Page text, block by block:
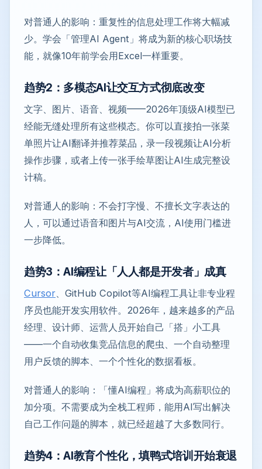
对普通人的影响：重复性的信息处理工作将大幅减
少。学会「管理AI Agent」将成为新的核心职场技
能，就像10年前学会用Excel一样重要。
趋势2：多模态AI让交互方式彻底改变
文字、图片、语音、视频——2026年顶级AI模型已
经能无缝处理所有这些模态。你可以直接拍一张菜
单照片让AI翻译并推荐菜品，录一段视频让AI分析
操作步骤，或者上传一张手绘草图让AI生成完整设
计稿。
对普通人的影响：不会打字慢、不擅长文字表达的
人，可以通过语音和图片与AI交流，AI使用门槛进
一步降低。
趋势3：AI编程让「人人都是开发者」成真
Cursor 、GitHub Copilot等AI编程工具让非专业程
序员也能开发实用软件。2026年，越来越多的产品
经理、设计师、运营人员开始自己「搭」小工具
——一个自动收集竞品信息的爬虫、一个自动整理
用户反馈的脚本、一个个性化的数据看板。
对普通人的影响：「懂AI编程」将成为高薪职位的
加分项。不需要成为全栈工程师，能用AI写出解决
自己工作问题的脚本，就已经超越了大多数同行。
趋势4：AI教育个性化，填鸭式培训开始衰退